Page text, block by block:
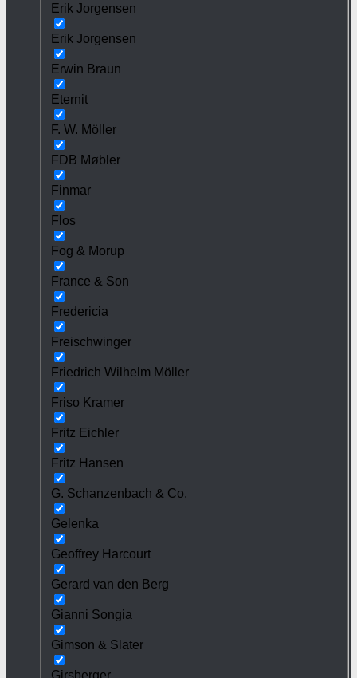
Erik Jorgensen
Erik Jorgensen
Erwin Braun
Eternit
F. W. Möller
FDB Møbler
Finmar
Flos
Fog & Morup
France & Son
Fredericia
Freischwinger
Friedrich Wilhelm Möller
Friso Kramer
Fritz Eichler
Fritz Hansen
G. Schanzenbach & Co.
Gelenka
Geoffrey Harcourt
Gerard van den Berg
Gianni Songia
Gimson & Slater
Girsberger